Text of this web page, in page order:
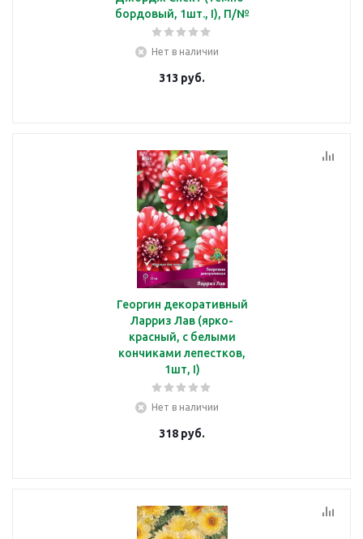
бордовый, 1шт., I), П/№
Нет в наличии
313 руб.
Георгин декоративный
Ларриз Лав (ярко-
красный, с белыми
кончиками лепестков,
1шт, I)
Нет в наличии
318 руб.